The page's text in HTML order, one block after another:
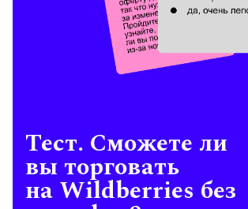
Тест. Сможете ли
вы торговать
на Wildberries без